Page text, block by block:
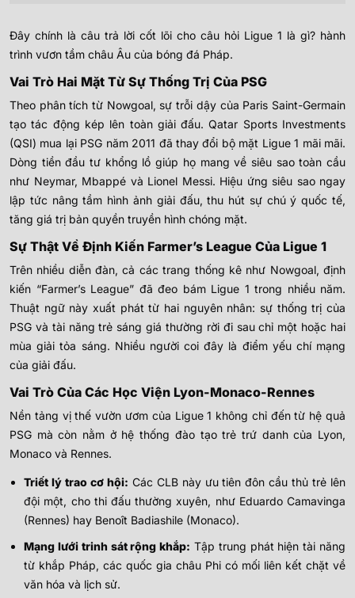
Đây chính là câu trả lời cốt lõi cho câu hỏi Ligue 1 là gì? hành
trình vươn tầm châu Âu của bóng đá Pháp.
Vai Trò Hai Mặt Từ Sự Thống Trị Của PSG
Theo phân tích từ Nowgoal, sự trỗi dậy của Paris Saint-Germain
tạo tác động kép lên toàn giải đấu. Qatar Sports Investments
(QSI) mua lại PSG năm 2011 đã thay đổi bộ mặt Ligue 1 mãi mãi.
Dòng tiền đầu tư khổng lồ giúp họ mang về siêu sao toàn cầu
như Neymar, Mbappé và Lionel Messi. Hiệu ứng siêu sao ngay
lập tức nâng tầm hình ảnh giải đấu, thu hút sự chú ý quốc tế,
tăng giá trị bản quyền truyền hình chóng mặt.
Sự Thật Về Định Kiến Farmer’s League Của Ligue 1
Trên nhiều diễn đàn, cả các trang thống kê như Nowgoal, định
kiến “Farmer’s League” đã đeo bám Ligue 1 trong nhiều năm.
Thuật ngữ này xuất phát từ hai nguyên nhân: sự thống trị của
PSG và tài năng trẻ sáng giá thường rời đi sau chỉ một hoặc hai
mùa giải tỏa sáng. Nhiều người coi đây là điểm yếu chí mạng
của giải đấu.
Vai Trò Của Các Học Viện Lyon-Monaco-Rennes
Nền tảng vị thế vườn ươm của Ligue 1 không chỉ đến từ hệ quả
PSG mà còn nằm ở hệ thống đào tạo trẻ trứ danh của Lyon,
Monaco và Rennes.
Triết lý trao cơ hội: Các CLB này ưu tiên đôn cầu thủ trẻ lên
đội một, cho thi đấu thường xuyên, như Eduardo Camavinga
(Rennes) hay Benoît Badiashile (Monaco).
Mạng lưới trinh sát rộng khắp: Tập trung phát hiện tài năng
từ khắp Pháp, các quốc gia châu Phi có mối liên kết chặt về
văn hóa và lịch sử.